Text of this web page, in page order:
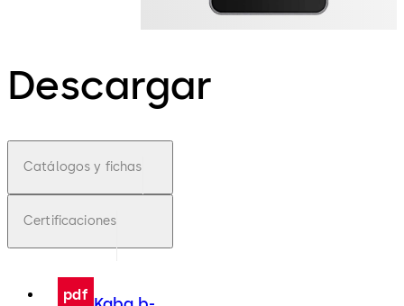
Descargar
Catálogos y fichas
Certificaciones
pdf